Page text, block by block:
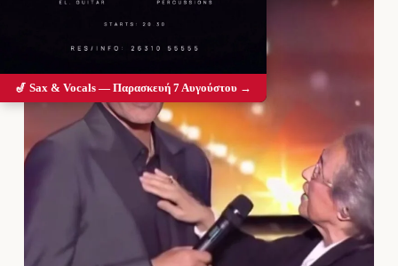
🎷 Sax & Vocals — Παρασκευή 7 Αυγούστου →